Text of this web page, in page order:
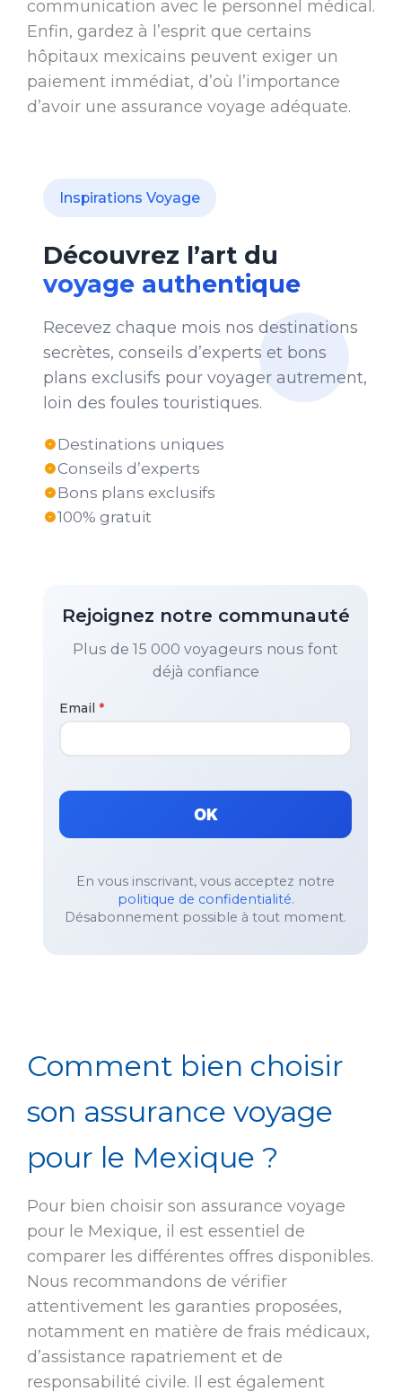
communication avec le personnel médical.
Enfin, gardez à l’esprit que certains
hôpitaux mexicains peuvent exiger un
paiement immédiat, d’où l’importance
d’avoir une assurance voyage adéquate.
Inspirations Voyage
Découvrez l’art du
voyage authentique
Recevez chaque mois nos destinations
secrètes, conseils d’experts et bons
plans exclusifs pour voyager autrement,
loin des foules touristiques.
Destinations uniques
Conseils d’experts
Bons plans exclusifs
100% gratuit
Rejoignez notre communauté
Plus de 15 000 voyageurs nous font
déjà confiance
Email *
OK
En vous inscrivant, vous acceptez notre
politique de confidentialité.
Désabonnement possible à tout moment.
Comment bien choisir
son assurance voyage
pour le Mexique ?
Pour bien choisir son assurance voyage
pour le Mexique, il est essentiel de
comparer les différentes offres disponibles.
Nous recommandons de vérifier
attentivement les garanties proposées,
notamment en matière de frais médicaux,
d’assistance rapatriement et de
responsabilité civile. Il est également